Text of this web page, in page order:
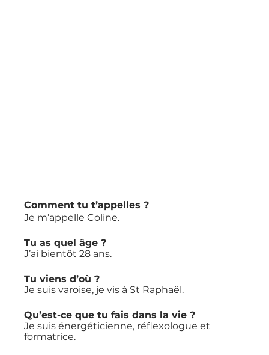
Comment tu t’appelles ?
Je m’appelle Coline.
Tu as quel âge ?
J’ai bientôt 28 ans.
Tu viens d’où ?
Je suis varoise, je vis à St Raphaël.
Qu’est-ce que tu fais dans la vie ?
Je suis énergéticienne, réflexologue et
formatrice.